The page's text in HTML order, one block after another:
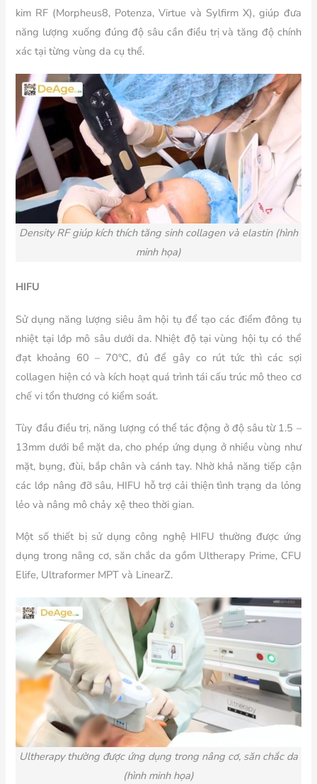
kim RF (Morpheus8, Potenza, Virtue và Sylfirm X), giúp đưa
năng lượng xuống đúng độ sâu cần điều trị và tăng độ chính
xác tại từng vùng da cụ thể.
Density RFgiúp kích thích tăng sinh collagen và elastin (hình
minh họa)
HIFU
Sử dụng năng lượng siêu âm hội tụ để tạo các điểm đông tụ
nhiệt tại lớp mô sâu dưới da. Nhiệt độ tại vùng hội tụ có thể
đạt khoảng 60 – 70°C, đủ để gây co rút tức thì các sợi
collagen hiện có và kích hoạt quá trình tái cấu trúc mô theo cơ
chế vi tổn thương có kiểm soát.
Tùy đầu điều trị, năng lượng có thể tác động ở độ sâu từ 1.5 –
13mm dưới bề mặt da, cho phép ứng dụng ở nhiều vùng như
mặt, bụng, đùi, bắp chân và cánh tay. Nhờ khả năng tiếp cận
các lớp nâng đỡ sâu, HIFU hỗ trợ cải thiện tình trạng da lỏng
lẻo và nâng mô chảy xệ theo thời gian.
Một số thiết bị sử dụng công nghệ HIFU thường được ứng
dụng trong nâng cơ, săn chắc da gồm Ultherapy Prime, CFU
Elife, Ultraformer MPT và LinearZ.
Ultherapythường được ứng dụng trong nâng cơ, săn chắc da
(hình minh họa)